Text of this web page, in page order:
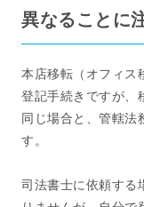
異なることに
本店移転（オフィス
登記手続きですが、
同じ場合と、管轄法
す。
司法書士に依頼する